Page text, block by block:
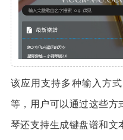
该应用支持多种输入方
等，用户可以通过这些方
琴还支持生成键盘谱和文